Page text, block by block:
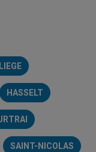
LIEGE
HASSELT
SAINT-NICOLAS